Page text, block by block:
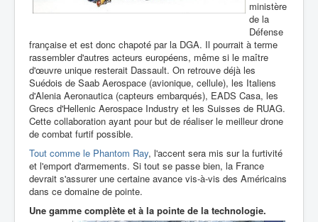
ministère
de la
Défense
française et est donc chapoté par la DGA. Il pourrait à terme
rassembler d'autres acteurs européens, même si le maître
d'œuvre unique resterait Dassault. On retrouve déjà les
Suédois de Saab Aerospace (avionique, cellule), les Italiens
d'Alenia Aeronautica (capteurs embarqués), EADS Casa, les
Grecs d'Hellenic Aerospace Industry et les Suisses de RUAG.
Cette collaboration ayant pour but de réaliser le meilleur drone
de combat furtif possible.
Tout comme le Phantom Ray, l'accent sera mis sur la furtivité
et l'emport d'armements. Si tout se passe bien, la France
devrait s'assurer une certaine avance vis-à-vis des Américains
dans ce domaine de pointe.
Une gamme complète et à la pointe de la technologie.